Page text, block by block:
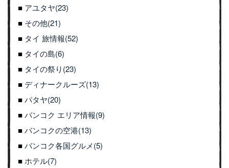
アユタヤ(23)
その他(21)
タイ 旅情報(52)
タイの島(6)
タイの祭り(23)
ディナークルーズ(13)
パタヤ(20)
バンコク エリア情報(9)
バンコクの空港(13)
バンコク各国グルメ(5)
ホテル(7)